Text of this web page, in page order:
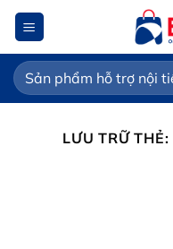
Chuyển
đến
nội
dung
Tìm
kiếm:
LƯU TRỮ THẺ: